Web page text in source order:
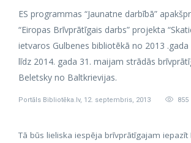
ES programmas “Jaunatne darbībā”
“Eiropas Brīvprātīgais darbs” projekta
ietvaros Gulbenes bibliotēkā no 2013
līdz 2014. gada 31. maijam strādās
Beletsky no Baltkrievijas.
Portāls Bibliotēka.lv, 12. septembris, 2013 855
Tā būs lieliska iespēja brīvprātīgajam iepazīt